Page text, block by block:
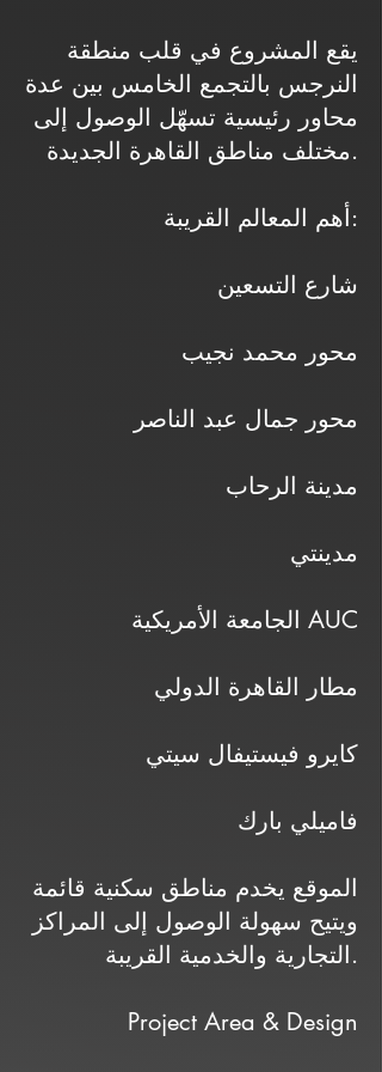
يقع المشروع في قلب منطقة
النرجس بالتجمع الخامس بين عدة
محاور رئيسية تسهّل الوصول إلى
مختلف مناطق القاهرة الجديدة.
أهم المعالم القريبة:
شارع التسعين
محور محمد نجيب
محور جمال عبد الناصر
مدينة الرحاب
مدينتي
الجامعة الأمريكية AUC
مطار القاهرة الدولي
كايرو فيستيفال سيتي
فاميلي بارك
الموقع يخدم مناطق سكنية قائمة
ويتيح سهولة الوصول إلى المراكز
التجارية والخدمية القريبة.
Project Area & Design